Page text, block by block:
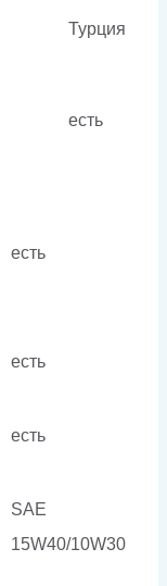
Турция
есть
есть
есть
есть
SAE
15W40/10W30